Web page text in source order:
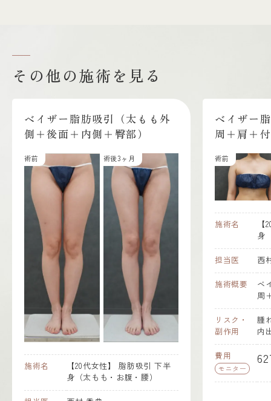
その他の施術を見る
脂肪吸引（太もも外
＋内側＋臀部）
【20代女性】 脂肪吸引 下半
身（太もも・お腹・腰）
ベイザー脂肪吸引（
周＋肩＋付け根）
術前 術後3ヶ月
施術名 【20代女性】
脂
担当医 西村 秀典
ベイザー脂肪吸
周＋肩＋付け根
という特殊な超
ギーにより脂肪
にしてから、遊
引が可能で、か
度が高いためデ
な吸引が可能で
リスク・
副作用
腫れ、痛み、む
内出血、つっぱ
り（拘縮）、傷
費用
モニター
627,000 円（税